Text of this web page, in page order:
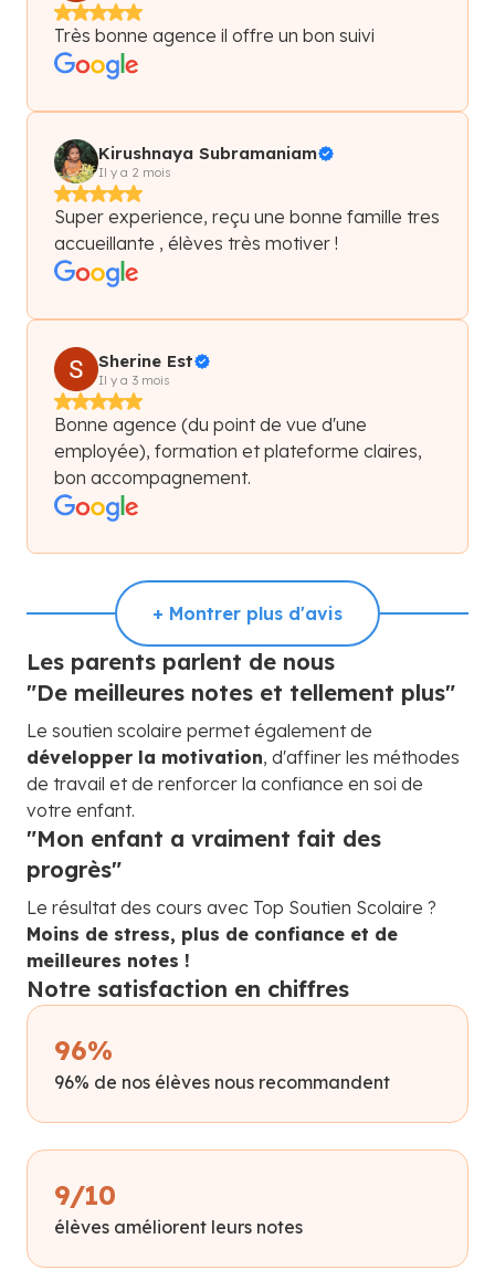
Très bonne agence il offre un bon suivi
Kirushnaya Subramaniam
Il y a 2 mois
Super experience, reçu une bonne famille tres
accueillante , élèves très motiver !
Sherine Est
Il y a 3 mois
Bonne agence (du point de vue d'une
employée), formation et plateforme claires,
bon accompagnement.
+ Montrer plus d'avis
Les parents parlent de nous
"De meilleures notes et tellement plus"
Le soutien scolaire permet également de
développer la motivation, d'affiner les méthodes
de travail et de renforcer la confiance en soi de
votre enfant.
"Mon enfant a vraiment fait des
progrès"
Le résultat des cours avec Top Soutien Scolaire ?
Moins de stress, plus de confiance et de
meilleures notes !
Notre satisfaction en chiffres
96%
96% de nos élèves nous recommandent
9/10
élèves améliorent leurs notes